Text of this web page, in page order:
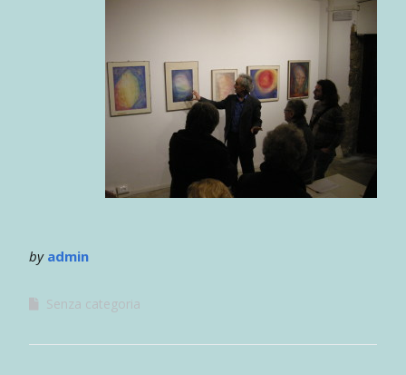
by admin
Senza categoria